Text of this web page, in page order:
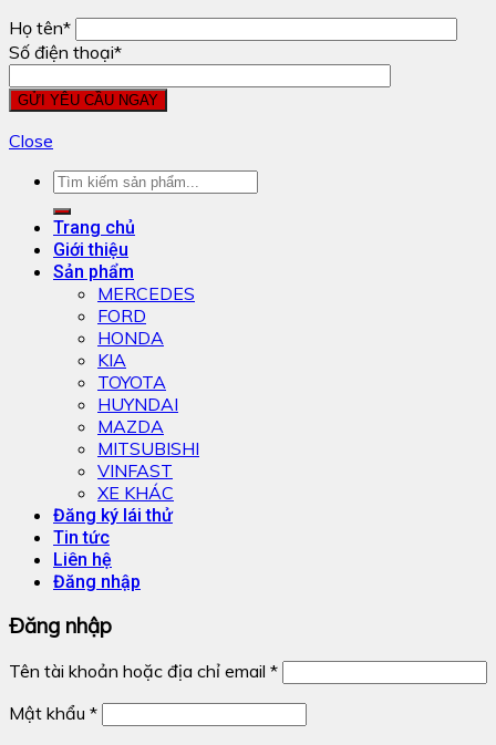
Họ tên*
Số điện thoại*
Close
Trang chủ
Giới thiệu
Sản phẩm
MERCEDES
FORD
HONDA
KIA
TOYOTA
HUYNDAI
MAZDA
MITSUBISHI
VINFAST
XE KHÁC
Đăng ký lái thử
Tin tức
Liên hệ
Đăng nhập
Đăng nhập
Tên tài khoản hoặc địa chỉ email *
Mật khẩu *